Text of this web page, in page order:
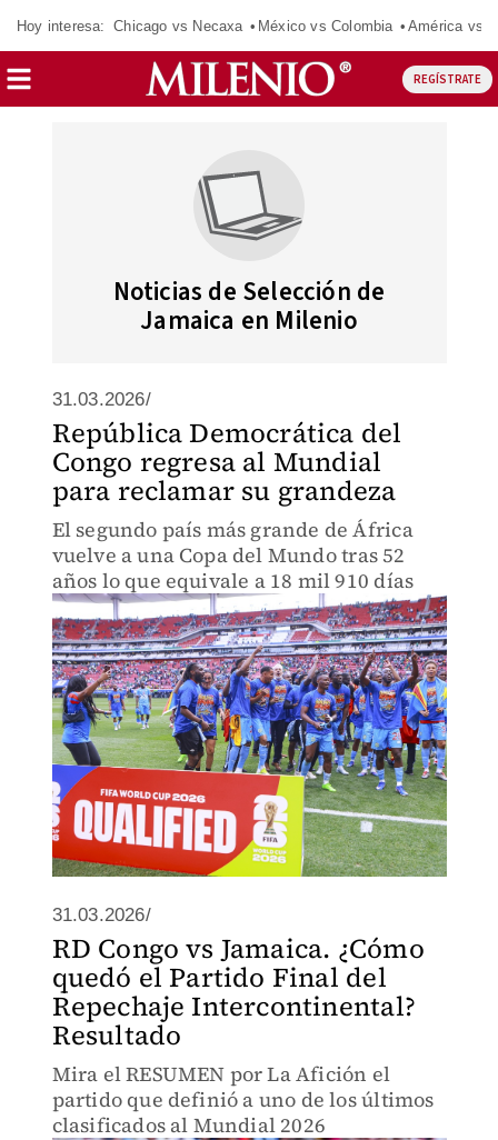
Hoy interesa: Chicago vs Necaxa México vs Colombia América vs
REGÍSTRATE
Noticias de Selección de
Jamaica en Milenio
31.03.2026/
República Democrática del
Congo regresa al Mundial
para reclamar su grandeza
El segundo país más grande de África
vuelve a una Copa del Mundo tras 52
años lo que equivale a 18 mil 910 días
31.03.2026/
RD Congo vs Jamaica. ¿Cómo
quedó el Partido Final del
Repechaje Intercontinental?
Resultado
Mira el RESUMEN por La Afición el
partido que definió a uno de los últimos
clasificados al Mundial 2026